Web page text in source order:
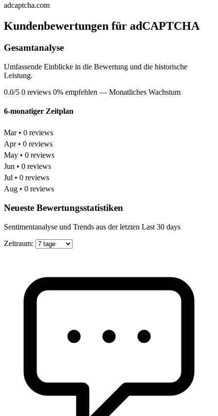
adcaptcha.com
Kundenbewertungen für adCAPTCHA
Gesamtanalyse
Umfassende Einblicke in die Bewertung und die historische
Leistung.
0.0/5 0 reviews 0% empfehlen — Monatliches Wachstum
6-monatiger Zeitplan
Mar • 0 reviews
Apr • 0 reviews
May • 0 reviews
Jun • 0 reviews
Jul • 0 reviews
Aug • 0 reviews
Neueste Bewertungsstatistiken
Sentimentanalyse und Trends aus der letzten Last 30 days
Zeitraum: